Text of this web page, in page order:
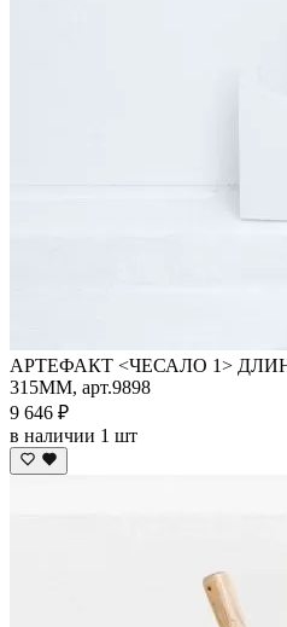
АРТЕФАКТ <ЧЕСАЛО 1>
315ММ, арт.9898
9 646 ₽
в наличии 1 шт